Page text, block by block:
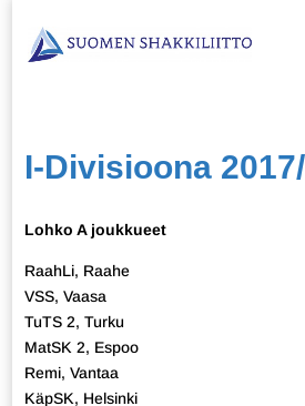
I-Divisioona
Lohko A joukkueet
RaahLi, Raahe
VSS, Vaasa
TuTS 2, Turku
MatSK 2, Espoo
Remi, Vantaa
KäpSK, Helsinki